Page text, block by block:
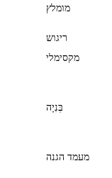
מומלץ
ריגוש
מקסימלי
בְּנִיָה
מעמד הגנה